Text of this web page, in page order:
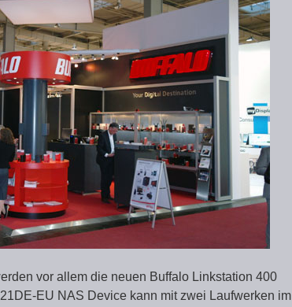
vor allem die neuen Buffalo Linkstation 400
EU NAS Device kann mit zwei Laufwerken im